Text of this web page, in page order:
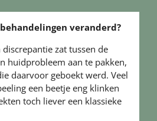
veranderd?
zat tussen de
huidprobleem aan te pakken,
daarvoor geboekt werd. Veel
een beetje eng klinken
toch liever een klassieke